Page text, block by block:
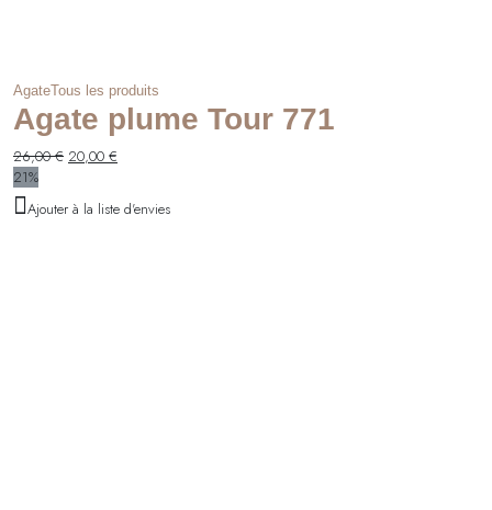
AgateTous les produits
Agate plume Tour 771
26,00€ Le
était :
20,00 €
est :
21%
Ajouter à la liste d'envies